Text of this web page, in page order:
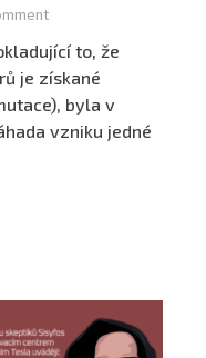
to, že
je získané
byla v
vzniku jedné